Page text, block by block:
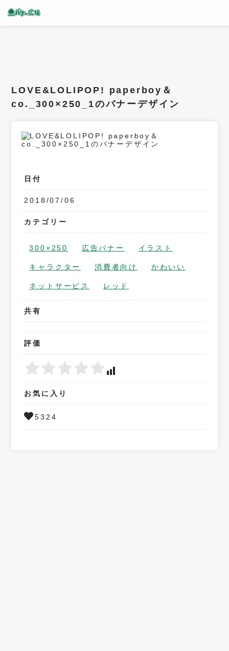
フィルター
カラー
デザイン
タイプ
要素
LOVE&LOLIPOP! paperboy＆
co._300×250_1のバナーデザイン
日付
2018/07/06
カテゴリー
300×250 広告バナー イラスト
キャラクター 消費者向け かわいい
ネットサービス レッド
共有
評価
お気に入り
5324